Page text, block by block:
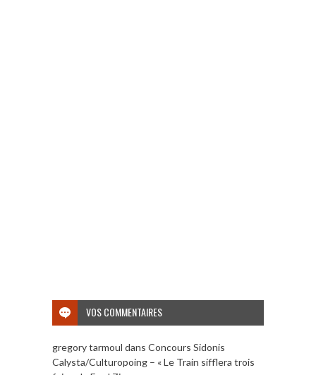
VOS COMMENTAIRES
gregory tarmoul dans Concours Sidonis
Calysta/Culturopoing – « Le Train sifflera trois